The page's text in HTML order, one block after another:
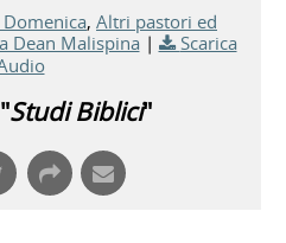
, Altri pastori ed
Dean Malispina |
Scarica
Studi Biblici"